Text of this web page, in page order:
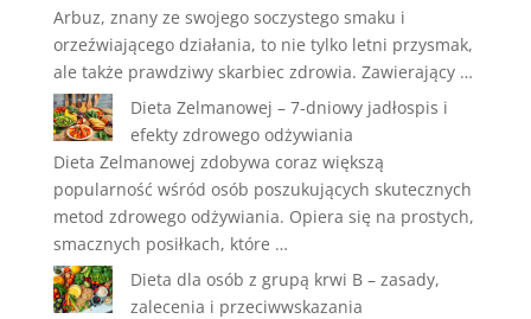
Arbuz, znany ze swojego soczystego smaku i
orzeźwiającego działania, to nie tylko letni przysmak,
ale także prawdziwy skarbiec zdrowia. Zawierający …
Dieta Zelmanowej – 7-dniowy jadłospis i
efekty zdrowego odżywiania
Dieta Zelmanowej zdobywa coraz większą
popularność wśród osób poszukujących skutecznych
metod zdrowego odżywiania. Opiera się na prostych,
smacznych posiłkach, które …
Dieta dla osób z grupą krwi B – zasady,
zalecenia i przeciwwskazania